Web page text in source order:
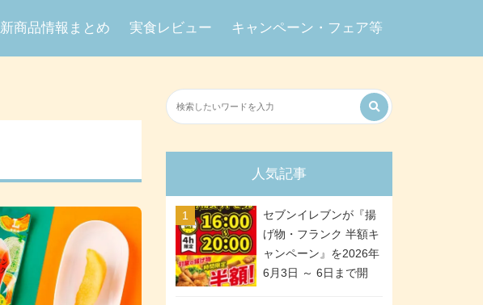
新商品情報まとめ 実食レビュー キャンペーン・フェア等
人気記事
セブンイレブンが『揚
げ物・フランク 半額キ
ャンペーン』を2026年
6月3日 ～ 6日まで開